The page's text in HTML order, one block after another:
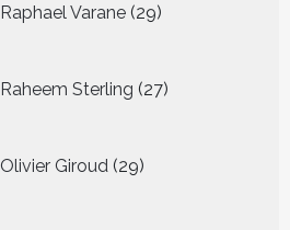
Raphael Varane 29
producten
Raheem Sterling 27
producten
Olivier Giroud 29
producten